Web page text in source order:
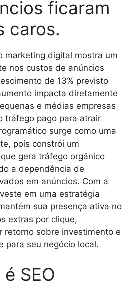
ficaram
caros.
marketing digital mostra um
nos custos de anúncios
de 13% previsto
impacta diretamente
e médias empresas
tráfego pago para atrair
surge como uma
pois constrói um
gera tráfego orgânico
a dependência de
em anúncios. Com a
em uma estratégia
sua presença ativa no
extras por clique,
retorno sobre investimento e
para seu negócio local.
SEO